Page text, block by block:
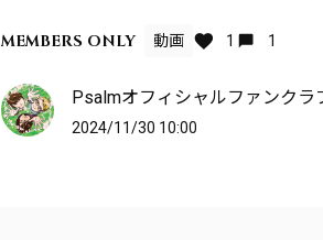
MEMBERS ONLY 動画 1 1
Psalmオフィシャルファンクラ
2024/11/30 10:00